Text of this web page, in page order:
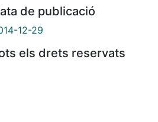
de publicació
12-29
els drets reservats